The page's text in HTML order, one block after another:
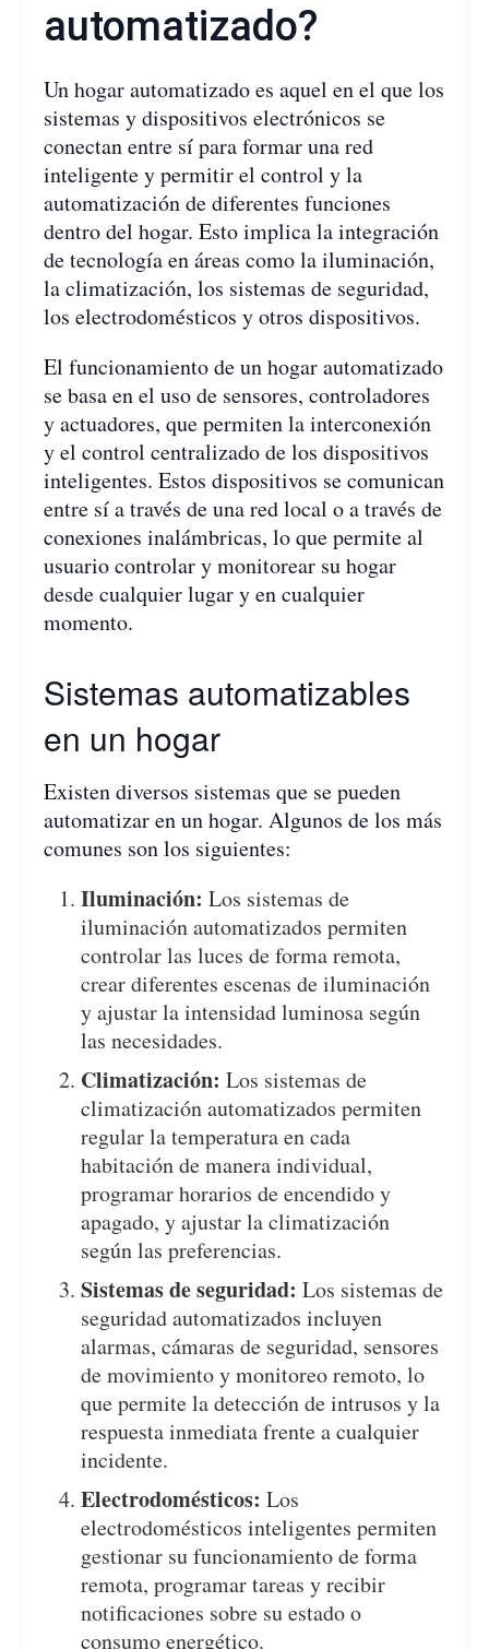
automatizado?
Un hogar automatizado es aquel en el que los
sistemas y dispositivos electrónicos se
conectan entre sí para formar una red
inteligente y permitir el control y la
automatización de diferentes funciones
dentro del hogar. Esto implica la integración
de tecnología en áreas como la iluminación,
la climatización, los sistemas de seguridad,
los electrodomésticos y otros dispositivos.
El funcionamiento de un hogar automatizado
se basa en el uso de sensores, controladores
y actuadores, que permiten la interconexión
y el control centralizado de los dispositivos
inteligentes. Estos dispositivos se comunican
entre sí a través de una red local o a través de
conexiones inalámbricas, lo que permite al
usuario controlar y monitorear su hogar
desde cualquier lugar y en cualquier
momento.
Sistemas automatizables
en un hogar
Existen diversos sistemas que se pueden
automatizar en un hogar. Algunos de los más
comunes son los siguientes:
Iluminación: Los sistemas de
iluminación automatizados permiten
controlar las luces de forma remota,
crear diferentes escenas de iluminación
y ajustar la intensidad luminosa según
las necesidades.
Climatización: Los sistemas de
climatización automatizados permiten
regular la temperatura en cada
habitación de manera individual,
programar horarios de encendido y
apagado, y ajustar la climatización
según las preferencias.
Sistemas de seguridad: Los sistemas de
seguridad automatizados incluyen
alarmas, cámaras de seguridad, sensores
de movimiento y monitoreo remoto, lo
que permite la detección de intrusos y la
respuesta inmediata frente a cualquier
incidente.
Electrodomésticos: Los
electrodomésticos inteligentes permiten
gestionar su funcionamiento de forma
remota, programar tareas y recibir
notificaciones sobre su estado o
consumo energético.